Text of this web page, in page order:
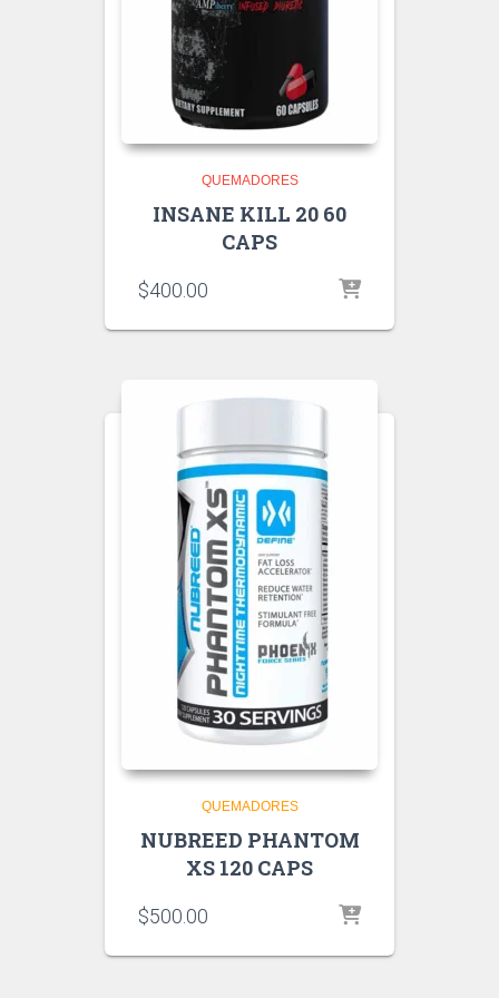
QUEMADORES
INSANE KILL 20 60
CAPS
$400.00
QUEMADORES
NUBREED PHANTOM
XS 120 CAPS
$500.00